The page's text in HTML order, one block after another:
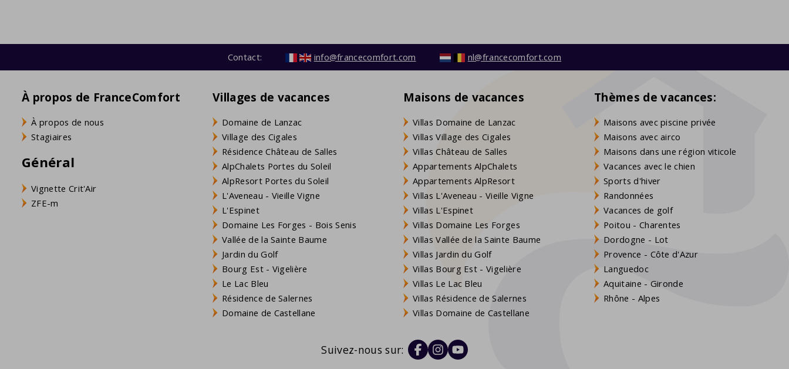
Contact: info@francecomfort.com nl@francecomfort.com
À propos de FranceComfort
À propos de nous
Stagiaires
Général
Vignette Crit'Air
ZFE-m
Villages de vacances
Domaine de Lanzac
Village des Cigales
Résidence Château de Salles
AlpChalets Portes du Soleil
AlpResort Portes du Soleil
L'Aveneau - Vieille Vigne
L'Espinet
Domaine Les Forges - Bois Senis
Vallée de la Sainte Baume
Jardin du Golf
Bourg Est - Vigelière
Le Lac Bleu
Résidence de Salernes
Domaine de Castellane
Maisons de vacances
Villas Domaine de Lanzac
Villas Village des Cigales
Villas Château de Salles
Appartements AlpChalets
Appartements AlpResort
Villas L'Aveneau - Vieille Vigne
Villas L'Espinet
Villas Domaine Les Forges
Villas Vallée de la Sainte Baume
Villas Jardin du Golf
Villas Bourg Est - Vigelière
Villas Le Lac Bleu
Villas Résidence de Salernes
Villas Domaine de Castellane
Thèmes de vacances:
Maisons avec piscine privée
Maisons avec airco
Maisons dans une région viticole
Vacances avec le chien
Sports d'hiver
Randonnées
Vacances de golf
Poitou - Charentes
Dordogne - Lot
Provence - Côte d'Azur
Languedoc
Aquitaine - Gironde
Rhône - Alpes
Suivez-nous sur: